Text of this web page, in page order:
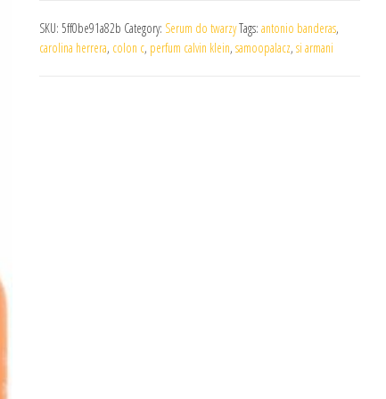
SKU: 5ff0be91a82b Category: Serum do twarzyTags: antonio banderas,
carolina herrera, colon c, perfum calvin klein, samoopalacz, si armani